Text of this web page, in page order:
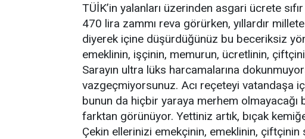
TÜİK’in yalanları üzerinden asgari ücrete
470 lira zammı reva görürken, yıllardır
diyerek içine düşürdüğünüz bu beceriksiz
emeklinin, işçinin, memurun, ücretlinin,
Sarayın ultra lüks harcamalarına
vazgeçmiyorsunuz. Acı reçeteyi vatandaşa
bunun da hiçbir yaraya merhem olmayacağı
farktan görünüyor. Yettiniz artık, bıçak
Çekin ellerinizi emekçinin, emeklinin, çiftçinin